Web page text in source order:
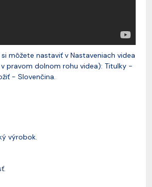
môžete nastaviť v Nastaveniach videa
v pravom dolnom rohu videa): Titulky -
- Slovenčina.
výrobok.